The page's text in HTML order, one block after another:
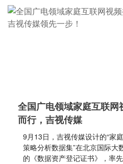
全国广电领域家庭互联网
而行，吉视传媒
9月13日，吉视传媒设计的“家
策略分析数据集”在北京国际大
的《数据资产登记证书》，率